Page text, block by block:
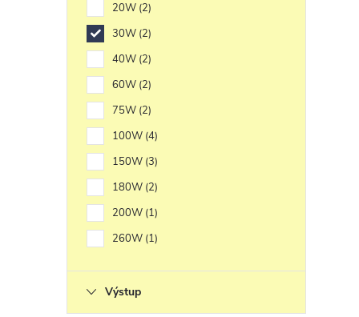
20W 2
30W 2
40W 2
60W 2
75W 2
100W 4
150W 3
180W 2
200W 1
260W 1
Výstup